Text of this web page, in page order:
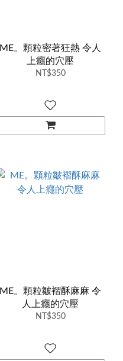
ME。顆粒密著狂熱 令人
上癮的穴壓
NT$350
ME。顆粒皺褶酥麻麻 令
人上癮的穴壓
NT$350